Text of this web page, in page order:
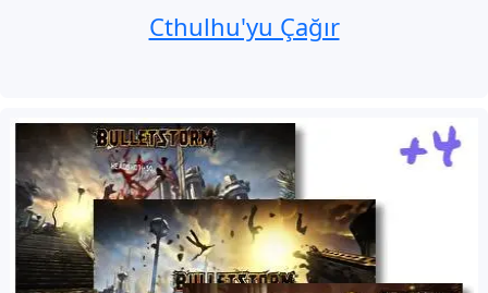
Cthulhu'yu Çağır